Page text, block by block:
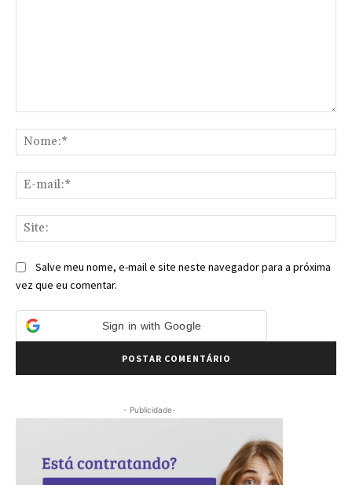
Salve meu nome, e-mail e site neste navegador para a próxima
vez que eu comentar.
Sign in with Google
- Publicidade-